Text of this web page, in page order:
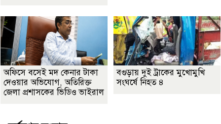
অফিসে বসেই মদ কেনার টাকা
দেওয়ার অভিযোগ, অতিরিক্ত
জেলা প্রশাসকের ভিডিও ভাইরাল
বগুড়ায় দুই ট্রাকের মুখোমুখি
সংঘর্ষে নিহত ৪